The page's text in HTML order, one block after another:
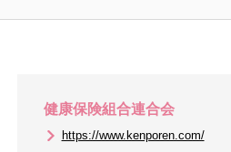
健康保険組合連合会
https://www.kenporen.com/